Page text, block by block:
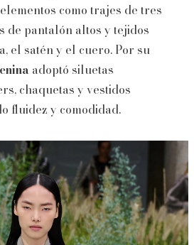
como trajes de tres
de pantalón altos y tejidos
el satén y el cuero. Por su
adoptó siluetas
chaquetas y vestidos
fluidez y comodidad.